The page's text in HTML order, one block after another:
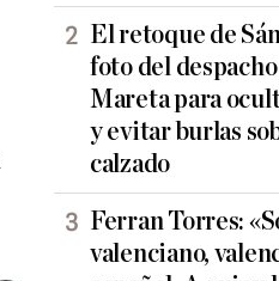
El retoque de
foto del
Mareta para
y evitar burlas
calzado
Ferran Torres:
valenciano,